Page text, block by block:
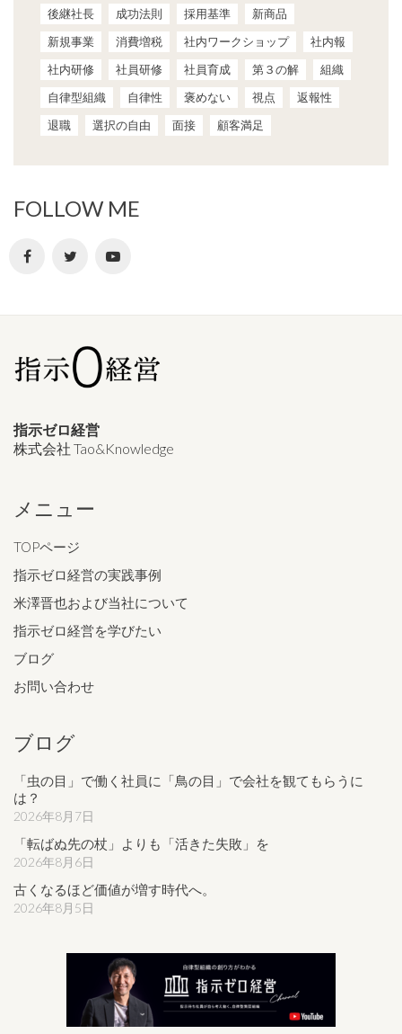
後継社長
成功法則 採用基準
新商品
新規事業
消費増税 社内ワークショップ
社内報
社内研修
社員研修 社員育成 第３の解
組織
自律型組織
自律性 褒めない 視点
返報性
退職
選択の自由 面接 顧客満足
FOLLOW ME
指示ゼロ経営
株式会社 Tao&Knowledge
メニュー
TOPページ
指示ゼロ経営の実践事例
米澤晋也および当社について
指示ゼロ経営を学びたい
ブログ
お問い合わせ
ブログ
「虫の目」で働く社員に「鳥の目」で会社を観てもらうに
は？
2026年8月7日
「転ばぬ先の杖」よりも「活きた失敗」を
2026年8月6日
古くなるほど価値が増す時代へ。
2026年8月5日